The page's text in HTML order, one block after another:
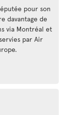
pour son
davantage de
via Montréal et
par Air